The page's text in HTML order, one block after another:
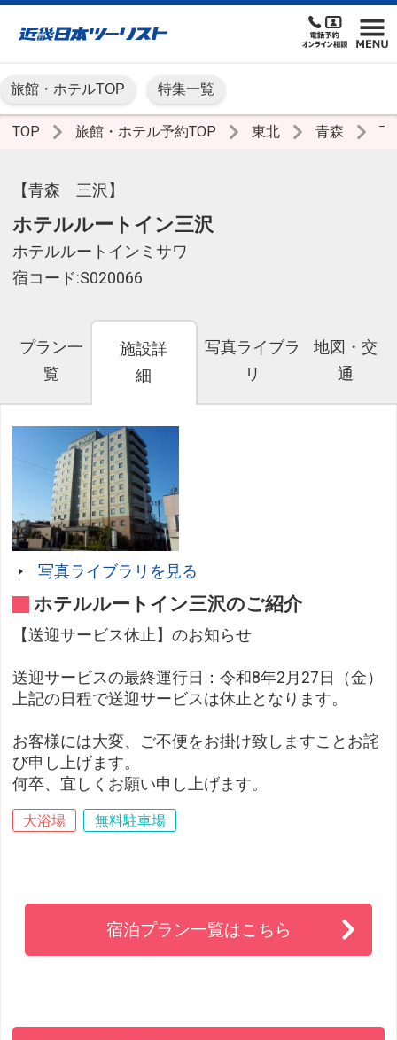
旅館・ホテルTOP 特集一覧
TOP 旅館・ホテル予約TOP 東北 青森 下
【青森 三沢】
ホテルルートイン三沢
ホテルルートインミサワ
宿コード:S020066
プラン一
覧
施設詳
細
写真ライブラ
リ
地図・交
通
写真ライブラリを見る
ホテルルートイン三沢のご紹介
【送迎サービス休止】のお知らせ
送迎サービスの最終運行日：令和8年2月27日（金）
上記の日程で送迎サービスは休止となります。
お客様には大変、ご不便をお掛け致しますことお詫
び申し上げます。
何卒、宜しくお願い申し上げます。
大浴場 無料駐車場
宿泊プラン一覧はこちら